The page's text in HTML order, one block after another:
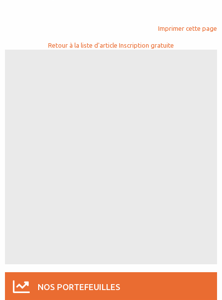
Imprimer cette page
Retour à la liste d'article Inscription gratuite
NOS PORTEFEUILLES